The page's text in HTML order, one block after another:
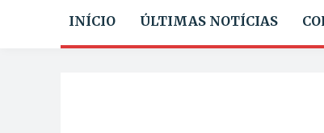
INÍCIO ÚLTIMAS NOTÍCIAS